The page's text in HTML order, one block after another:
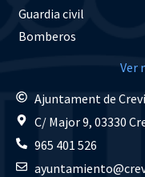
Guardia civil
Bomberos
Ver
Ajuntament de
C/ Major 9, 03330
965 401 526